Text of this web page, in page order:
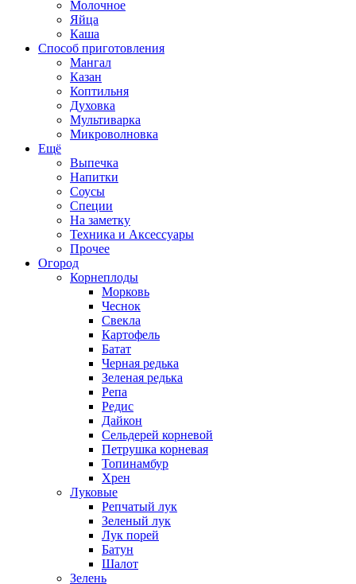
Молочное
Яйца
Каша
Способ приготовления
Мангал
Казан
Коптильня
Духовка
Мультиварка
Микроволновка
Ещё
Выпечка
Напитки
Соусы
Специи
На заметку
Техника и Аксессуары
Прочее
Огород
Корнеплоды
Морковь
Чеснок
Свекла
Картофель
Батат
Черная редька
Зеленая редька
Репа
Редис
Дайкон
Сельдерей корневой
Петрушка корневая
Топинамбур
Хрен
Луковые
Репчатый лук
Зеленый лук
Лук порей
Батун
Шалот
Зелень